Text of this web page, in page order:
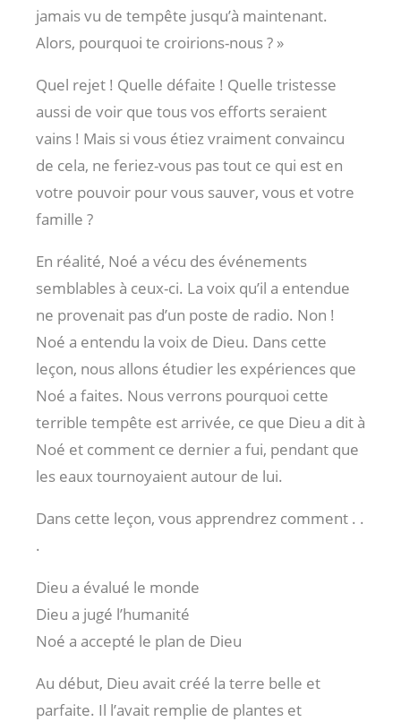
jamais vu de tempête jusqu’à maintenant.
Alors, pourquoi te croirions-nous ? »
Quel rejet ! Quelle défaite ! Quelle tristesse
aussi de voir que tous vos efforts seraient
vains ! Mais si vous étiez vraiment convaincu
de cela, ne feriez-vous pas tout ce qui est en
votre pouvoir pour vous sauver, vous et votre
famille ?
En réalité, Noé a vécu des événements
semblables à ceux-ci. La voix qu’il a entendue
ne provenait pas d’un poste de radio. Non !
Noé a entendu la voix de Dieu. Dans cette
leçon, nous allons étudier les expériences que
Noé a faites. Nous verrons pourquoi cette
terrible tempête est arrivée, ce que Dieu a dit à
Noé et comment ce dernier a fui, pendant que
les eaux tournoyaient autour de lui.
Dans cette leçon, vous apprendrez comment . .
.
Dieu a évalué le monde
Dieu a jugé l’humanité
Noé a accepté le plan de Dieu
Au début, Dieu avait créé la terre belle et
parfaite. Il l’avait remplie de plantes et